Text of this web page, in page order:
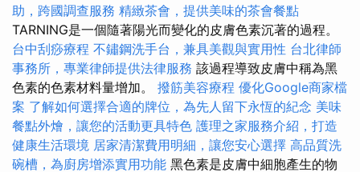
助，跨國調查服務 精緻茶會，提供美味的茶會餐點
TARNING是一個隨著陽光而變化的皮膚色素沉著的過程。
台中刮痧療程 不鏽鋼洗手台，兼具美觀與實用性 台北律師
事務所，專業律師提供法律服務 該過程導致皮膚中稱為黑
色素的色素材料量增加。 撥筋美容療程 優化Google商家檔
案 了解如何選擇合適的牌位，為先人留下永恆的紀念 美味
餐點外燴，讓您的活動更具特色 護理之家服務介紹，打造
健康生活環境 居家清潔費用明細，讓您安心選擇 高品質洗
碗槽，為廚房增添實用功能 黑色素是皮膚中細胞產生的物